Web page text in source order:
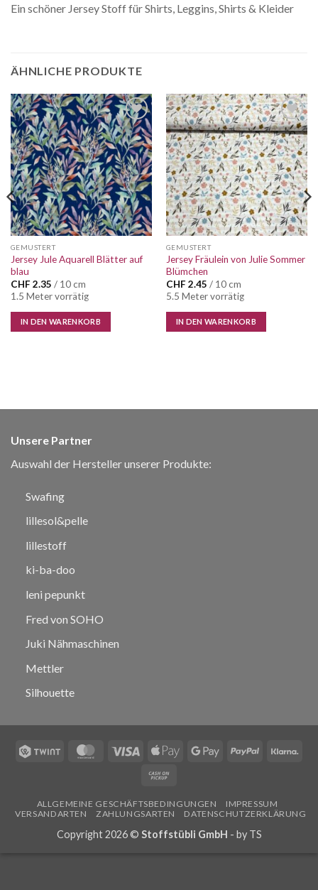
Ein schöner Jersey Stoff für Shirts, Leggins, Shirts & Kleider
ÄHNLICHE PRODUKTE
Auf die
Wunschliste
GEMUSTERT
Jersey Jule Aquarell Blätter auf
blau
CHF 2.35 / 10 cm
1.5 Meter vorrätig
IN DEN WARENKORB
Auf die
Wunschliste
GEMUSTERT
Jersey Fräulein von Julie Sommer
Blümchen
CHF 2.45 / 10 cm
5.5 Meter vorrätig
IN DEN WARENKORB
Unsere Partner
Auswahl der Hersteller unserer Produkte:
Swafing
lillesol&pelle
lillestoff
ki-ba-doo
leni pepunkt
Fred von SOHO
Juki Nähmaschinen
Mettler
Silhouette
Twint MasterCard
Visa
Apple
Google PayPal
Pickup
ALLGEMEINE GESCHÄFTSBEDINGUNGEN
IMPRESSUM
VERSANDARTEN
ZAHLUNGSARTEN DATENSCHUTZERKLÄRUNG
Copyright 2026 © Stoffstübli GmbH - by TS